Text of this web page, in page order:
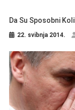
Da Su Sposobni
22. svibnja 2014.